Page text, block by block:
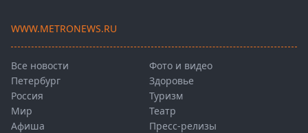
WWW.METRONEWS.RU
Все новости
Петербург
Россия
Мир
Афиша
Фото и видео
Здоровье
Туризм
Театр
Пресс-релизы